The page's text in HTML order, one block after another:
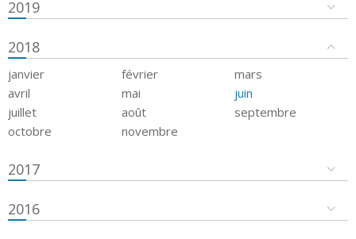
2019
2018
janvier février
mars
avril
mai
juin
juillet
août
septembre
octobre
novembre
2017
2016